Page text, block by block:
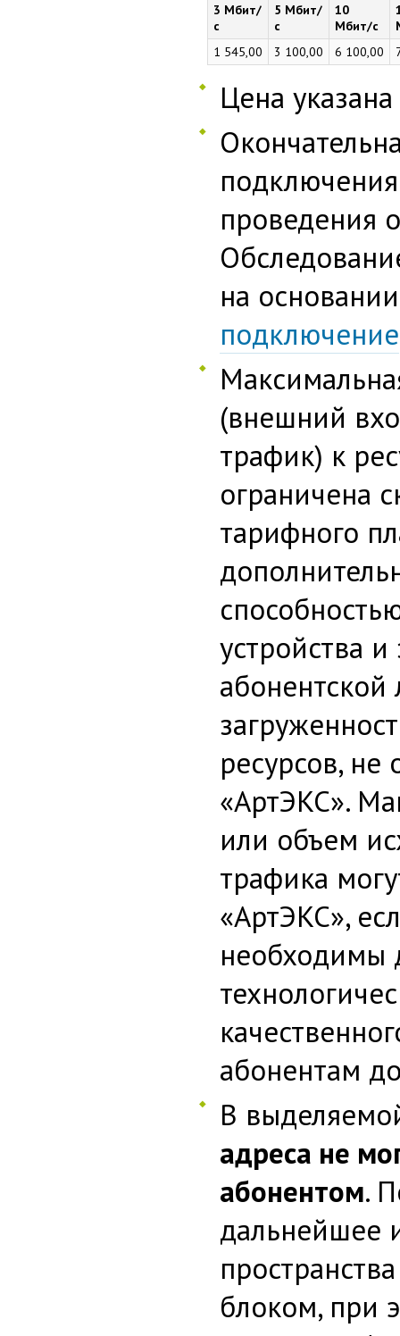
3 Мбит/
с
5 Мбит/
с
10
Мбит/с
1 545,00
3 100,00 6 100,00
Цена
проведения
на
подключение
(внешний
трафик) к
ограничена
тарифного
устройства
абонентской
ресурсов,
«АртЭКС».
или объем
трафика
«АртЭКС»,
необходимы
абонентам
В
адреса не
абонентом.
дальнейшее
блоком, при